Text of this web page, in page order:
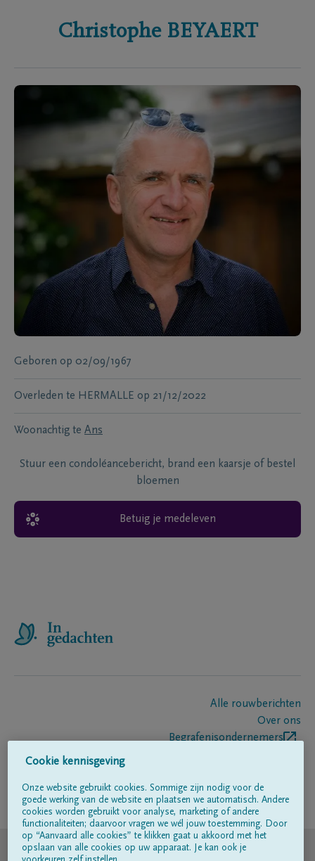
Christophe BEYAERT
Geboren op 02/09/1967
Overleden te HERMALLE op 21/12/2022
Woonachtig te Ans
Stuur een condoléancebericht, brand een kaarsje of bestel
bloemen
Betuig je medeleven
Alle rouwberichten
Over ons
Begrafenisondernemers
Volg ons op
© DELA
Cookie kennisgeving
Onze website gebruikt cookies. Sommige zijn nodig voor de
goede werking van de website en plaatsen we automatisch. Andere
cookies worden gebruikt voor analyse, marketing of andere
functionaliteiten; daarvoor vragen we wél jouw toestemming. Door
op “Aanvaard alle cookies” te klikken gaat u akkoord met het
opslaan van alle cookies op uw apparaat. Je kan ook je